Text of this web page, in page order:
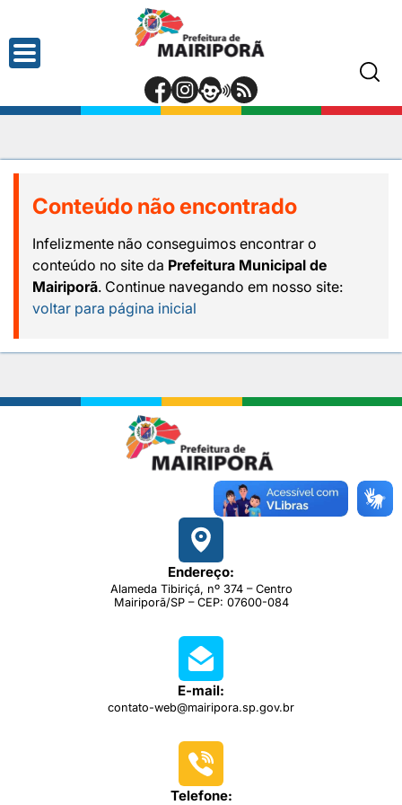
Conteúdo não encontrado
Infelizmente não conseguimos encontrar o
conteúdo no site da Prefeitura Municipal de
Mairiporã. Continue navegando em nosso site:
voltar para página inicial
Endereço:
Alameda Tibiriçá, nº 374 – Centro
Mairiporã/SP – CEP: 07600-084
E-mail:
contato-web@mairipora.sp.gov.br
Telefone: